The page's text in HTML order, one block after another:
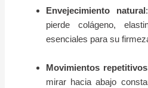
Envejecimiento natural
pierde colágeno,
esenciales para su
Movimientos repetitivos
mirar hacia abajo